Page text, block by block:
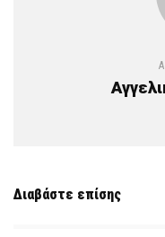
Διαβάστε επίσης